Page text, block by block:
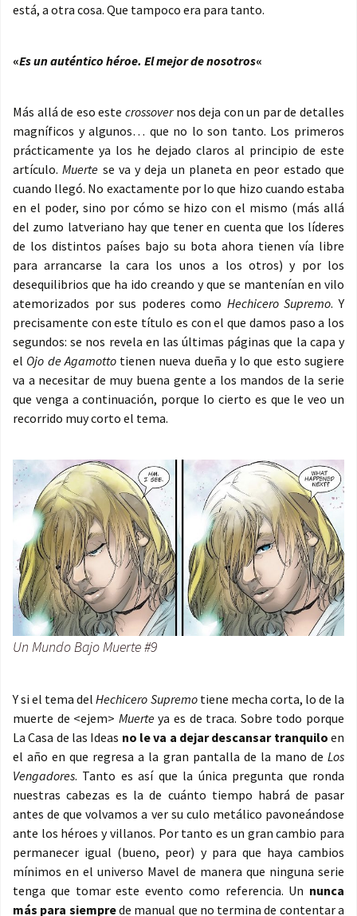
está, a otra cosa. Que tampoco era para tanto.
«Es un auténtico héroe. El mejor de nosotros«
Más allá de eso este crossovernos deja con un par de detalles
magníficos y algunos… que no lo son tanto. Los primeros
prácticamente ya los he dejado claros al principio de este
artículo.Muerte se va y deja un planeta en peor estado que
cuando llegó. No exactamente por lo que hizo cuando estaba
en el poder, sino por cómo se hizo con el mismo (más allá
del zumo latveriano hay que tener en cuenta que los líderes
de los distintos países bajo su bota ahora tienen vía libre
para arrancarse la cara los unos a los otros) y por los
desequilibrios que ha ido creando y que se mantenían en vilo
atemorizados por sus poderes como Hechicero Supremo. Y
precisamente con este título es con el que damos paso a los
segundos: se nos revela en las últimas páginas que la capa y
el Ojo de Agamottotienen nueva dueña y lo que esto sugiere
va a necesitar de muy buena gente a los mandos de la serie
que venga a continuación, porque lo cierto es que le veo un
recorrido muy corto el tema.
Un Mundo Bajo Muerte #9
Y si el tema delHechicero Supremotiene mecha corta, lo de la
muerte de <ejem> Muerteya es de traca. Sobre todo porque
La Casa de las Ideas no le va a dejar descansar tranquilo en
el año en que regresa a la gran pantalla de la mano de Los
Vengadores. Tanto es así que la única pregunta que ronda
nuestras cabezas es la de cuánto tiempo habrá de pasar
antes de que volvamos a ver su culo metálico pavoneándose
ante los héroes y villanos. Por tanto es un gran cambio para
permanecer igual (bueno, peor) y para que haya cambios
mínimos en el universo Mavel de manera que ninguna serie
tenga que tomar este evento como referencia. Un nunca
más para siemprede manual que no termina de contentar a